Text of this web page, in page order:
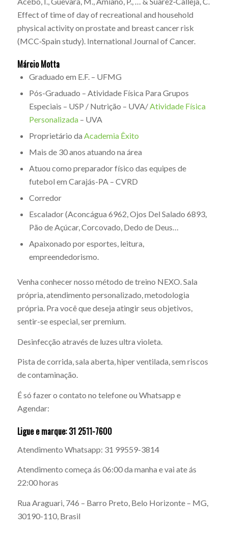
Effect of time of day of recreational and household
physical activity on prostate and breast cancer risk
(MCC‐Spain study). International Journal of Cancer.
Márcio Motta
Graduado em E.F. – UFMG
Pós-Graduado – Atividade Física Para Grupos
Especiais – USP / Nutrição – UVA/Atividade Física
Personalizada– UVA
Proprietário da Academia Êxito
Mais de 30 anos atuando na área
Atuou como preparador físico das equipes de
futebol em Carajás-PA – CVRD
Corredor
Escalador (Aconcágua 6962, Ojos Del Salado 6893,
Pão de Açúcar, Corcovado, Dedo de Deus…
Apaixonado por esportes, leitura,
empreendedorismo.
Venha conhecer nosso método de treino NEXO. Sala
própria, atendimento personalizado, metodologia
própria. Pra você que deseja atingir seus objetivos,
sentir-se especial, ser premium.
Desinfecção através de luzes ultra violeta.
Pista de corrida, sala aberta, hiper ventilada, sem riscos
de contaminação.
É só fazer o contato no telefone ou Whatsapp e
Agendar:
Ligue e marque: 31 2511-7600
Atendimento Whatsapp: 31 99559-3814
Atendimento começa ás 06:00 da manha e vai ate ás
22:00 horas
Rua Araguari, 746 – Barro Preto, Belo Horizonte – MG,
30190-110, Brasil